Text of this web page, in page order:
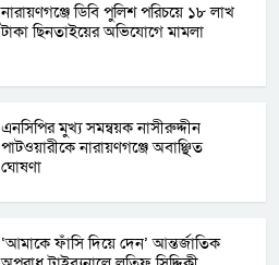
নারায়ণগঞ্জে ডিবি পুলিশ পরিচয়ে ১৮ লাখ
টাকা ছিনতাইয়ের অভিযোগে মামলা
এনসিপির মুখ্য সমন্বয়ক নাসীরুদ্দীন
পাটওয়ারীকে নারায়ণগঞ্জে অবাঞ্ছিত
ঘোষণা
‘আমাকে ফাঁসি দিয়ে দেন’ আন্তর্জাতিক